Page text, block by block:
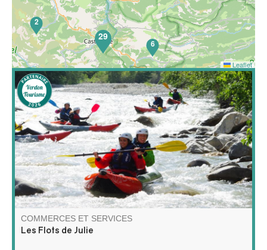
Découvrez le raft et le kayak autrement ! Partez avec
moi pour une aventure unique sur l'eau, entre
exploration, détente et nature sauvage !
COMMERCES ET SERVICES
Les Flots de Julie
6
2
65
29
Leaflet